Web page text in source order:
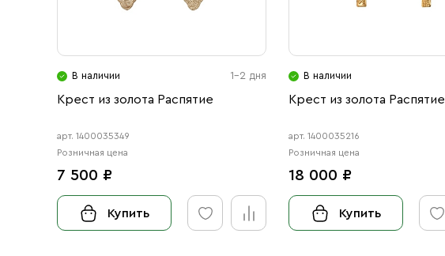
В наличии 1-2 дня
Крест из золота Распятие
арт. 1400035349
Розничная цена
7 500 ₽
Купить
В наличии
Крест из золота Распятие
арт. 1400035216
Розничная цена
18 000 ₽
Купить